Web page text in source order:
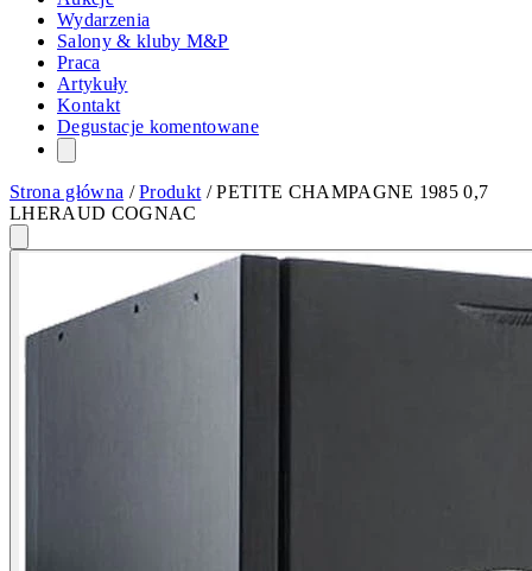
Wydarzenia
Salony & kluby M&P
Praca
Artykuły
Kontakt
Degustacje komentowane
Strona główna /Produkt /PETITE CHAMPAGNE 1985 0,7
LHERAUD COGNAC